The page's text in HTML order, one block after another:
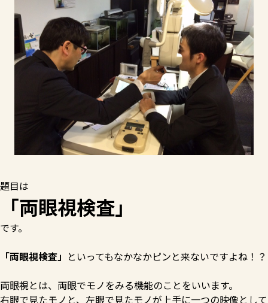
題目は
「両眼視検査」
です。
「両眼視検査」 といってもなかなかピンと来ないですよね！？
両眼視とは、両眼でモノをみる機能のことをいいます。
右眼で見たモノと、左眼で見たモノが上手に一つの映像として